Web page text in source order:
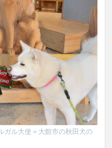
ガル大使＝大館市の秋田犬の